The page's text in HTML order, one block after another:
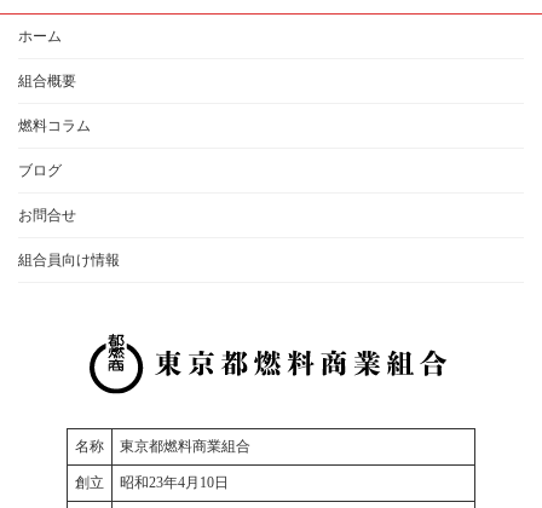
ホーム
組合概要
燃料コラム
ブログ
お問合せ
組合員向け情報
名称 東京都燃料商業組合
創立 昭和23年4月10日